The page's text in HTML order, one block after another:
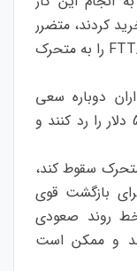
کردند، متضرر
می شوند که می تواند جفت ارز FTT/USDT را به متحرک
دوباره سعی
می‌کنند منطقه مقاومت را بین 49 تا 52 دلار را رد کنند و
سقوط کند،
بازگشت قوی
روند صعودی
و ممکن است